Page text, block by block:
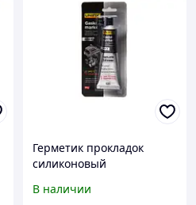
Герметик прокладок
силиконовый
черный 85г UNIFIX
В наличии